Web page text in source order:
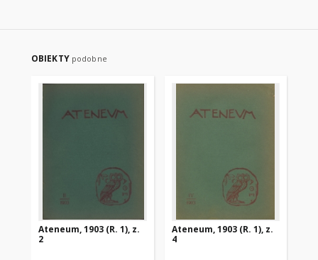
OBIEKTY podobne
Ateneum, 1903 (R. 1), z.
2
Ateneum, 1903 (R. 1), z.
4